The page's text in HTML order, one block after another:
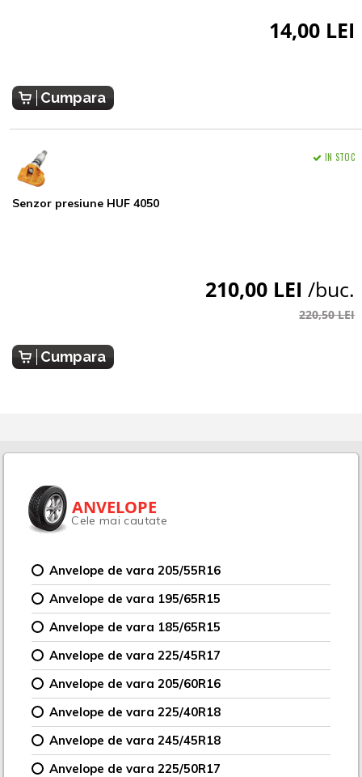
14,00 LEI
Cumpara
Senzor presiune HUF 4050
IN STOC
210,00 LEI /buc.
220,50 LEI
Cumpara
ANVELOPE
Cele mai cautate
Anvelope de vara 205/55R16
Anvelope de vara 195/65R15
Anvelope de vara 185/65R15
Anvelope de vara 225/45R17
Anvelope de vara 205/60R16
Anvelope de vara 225/40R18
Anvelope de vara 245/45R18
Anvelope de vara 225/50R17